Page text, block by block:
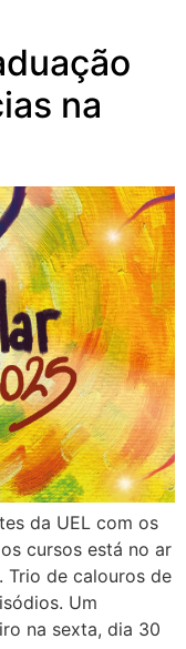
na
da UEL com os
cursos está no ar
Trio de calouros de
Um
na sexta, dia 30